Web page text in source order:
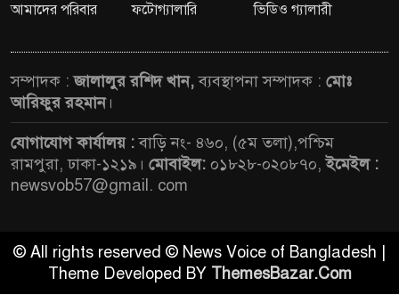
আমাদের পরিবার ফটোগ্যালারি ভিডিও গ্যালারী
সম্পাদক :জালালুর রশিদ খান,ব্যবস্থাপনা সম্পাদক : মোঃ
আরিফুর রহমান।
যোগাযোগ কার্যালয় :বাড়ি নং- ৪৬০, (৫ম তলা),পশ্চিম
রামপুরা, ঢাকা-১২১৯। মোবাইল: ০১৮২৮-০২০৮৭০,ইমেইল :
newsvob57@gmail. com
© All rights reserved © News Voice of Bangladesh |
Theme Developed BY ThemesBazar.Com